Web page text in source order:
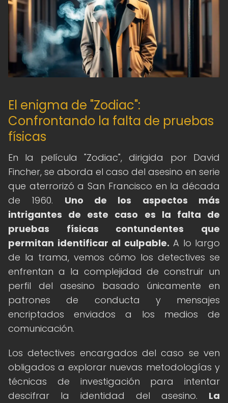
El enigma de "Zodiac":
Confrontando la falta de pruebas
físicas
En la película "Zodiac", dirigida por David
Fincher, se aborda el caso del asesino en serie
que aterrorizó a San Francisco en la década
de 1960. Uno de los aspectos más
intrigantes de este caso es la falta de
pruebas físicas contundentes que
permitan identificar al culpable. A lo largo
de la trama, vemos cómo los detectives se
enfrentan a la complejidad de construir un
perfil del asesino basado únicamente en
patrones de conducta y mensajes
encriptados enviados a los medios de
comunicación.
Los detectives encargados del caso se ven
obligados a explorar nuevas metodologías y
técnicas de investigación para intentar
descifrar la identidad del asesino. La